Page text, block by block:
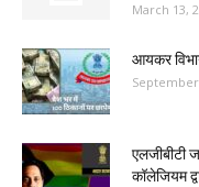
March 13,
आयकर
September
एलजीबीटी
कॉलेजियम